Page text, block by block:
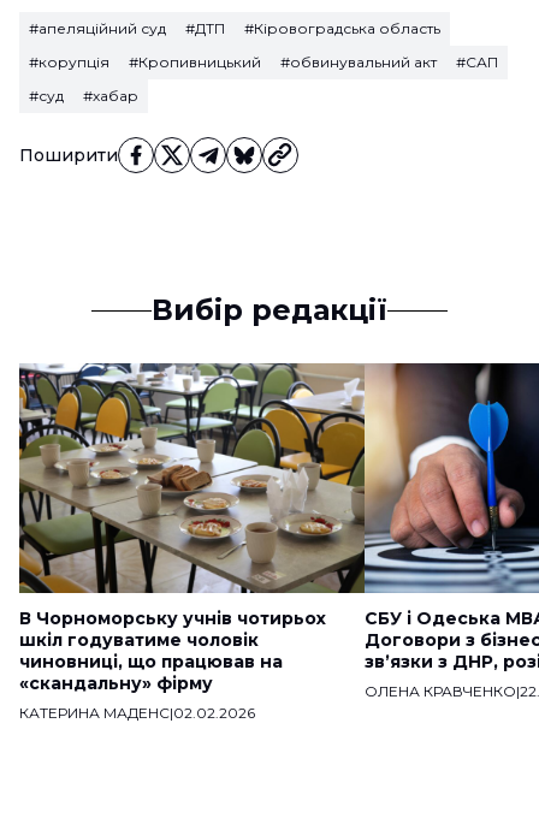
Поширити
#апеляційний суд #ДТП
#Кіровоградська область
#корупція
#Кропивницький #обвинувальний акт
#САП
#суд
#хабар
Вибір редакції
В Чорноморську учнів чотирьох
шкіл годуватиме чоловік
чиновниці, що працював на
«скандальну» фірму
КАТЕРИНА МАДЕНС|02.02.2026
СБУ і Одеська
Договори з
звʼязки з ДНР,
ОЛЕНА КРАВЧЕНКО|